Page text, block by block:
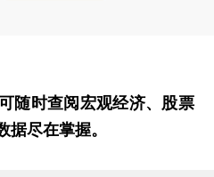
可随时查阅宏观经济、股票
尽在掌握。